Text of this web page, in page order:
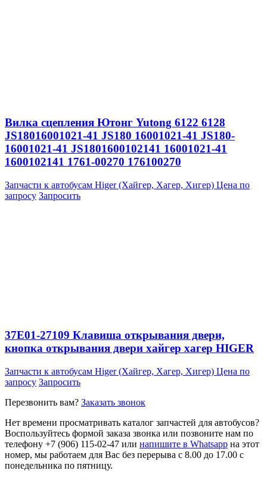
Вилка сцепления Ютонг Yutong 6122 6128
JS18016001021-41 JS180 16001021-41 JS180-
16001021-41 JS1801600102141 16001021-41
1600102141 1761-00270 176100270
Запчасти к автобусам Higer (Хайгер, Хагер, Хигер) Цена по
запросу Запросить
37E01-27109 Клавиша открывания двери,
кнопка открывания двери хайгер хагер HIGER
Запчасти к автобусам Higer (Хайгер, Хагер, Хигер) Цена по
запросу Запросить
Перезвонить вам? Заказать звонок
Нет времени просматривать каталог запчастей для автобусов?
Воспользуйтесь формой заказа звонка или позвоните нам по
телефону +7 (906) 115-02-47 или напишите в Whatsapp на этот
номер, мы работаем для Вас без перерыва с 8.00 до 17.00 с
понедельника по пятницу.